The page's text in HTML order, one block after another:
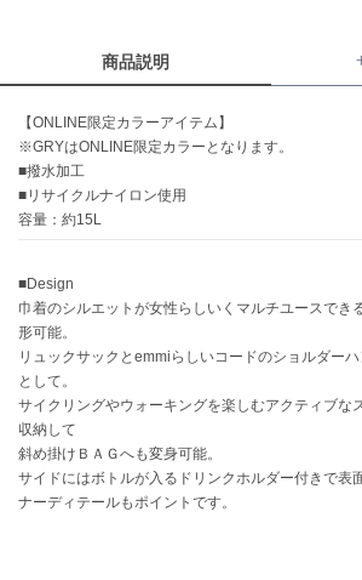
セルフォード
célon
Clarks Premium
クラークス
CODE A
コードエー
COLE HAAN
コール ハーン
CONVERSE
コンバース
商品説明
【ONLINE限定カラーアイテム】
※GRYはONLINE限定カラーとなります。
■撥水加工
■リサイクルナイロン使用
容量：約15L
■Design
巾着のシルエットが女性らしいくマルチユースでき
形可能。
リュックサックとemmiらしいコードのショルダー
として。
サイクリングやウォーキングを楽しむアクティブな
収納して
斜め掛けＢＡＧへも変身可能。
サイドにはボトルが入るドリンクホルダー付きで表
ナーディテールもポイントです。